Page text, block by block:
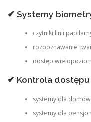
✔ Systemy
czytniki linii
rozpoznawanie
dostęp
✔ Kontrola dostępu
systemy dla
systemy dla